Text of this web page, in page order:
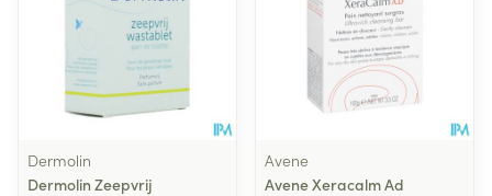
Dermolin
Dermolin Zeepvrij
Avene
Avene Xeracalm Ad